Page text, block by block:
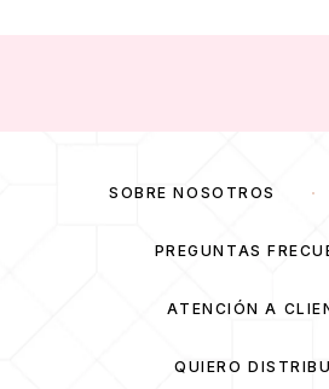
SOBRE NOSOTROS
PREGUNTAS
ATENCIÓN A
QUIERO